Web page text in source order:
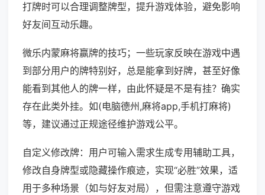
打牌时可以合理调整牌型，提升游戏体验，避免影响
好友间互动乐趣。
微乐内蒙麻将赢牌的技巧；一些玩家反映在游戏中遇
到部分用户的牌特别好，总是能拿到好牌，甚至好像
能看到其他人的牌一样，由此怀疑是不是有挂？确实
存在此类外挂。如(电脑德州,麻将app,手机打麻将)
等，建议通过正规途径维护游戏公平。
自定义修改牌：用户可输入需求生成专用辅助工具，
修改自身牌型或隐藏操作痕迹，实现“必胜”效果，适
用于多种场景（如与好友对局），但需注意遵守游戏